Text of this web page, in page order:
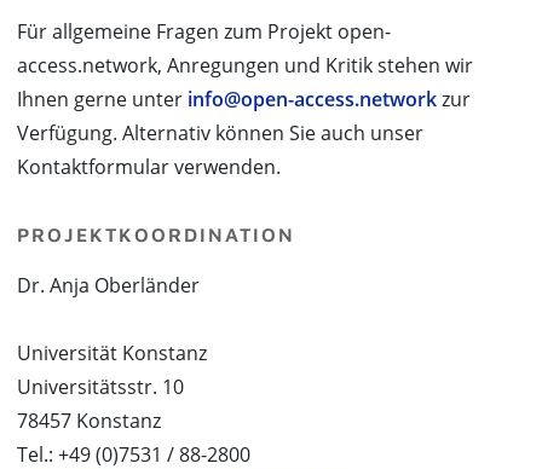
Für allgemeine Fragen zum Projekt open-
access.network, Anregungen und Kritik stehen wir
Ihnen gerne unter info@open-access.networkzur
Verfügung. Alternativ können Sie auch unser
Kontaktformular verwenden.
PROJEKTKOORDINATION
Dr. Anja Oberländer
Universität Konstanz
Universitätsstr. 10
78457 Konstanz
Tel.: +49 (0)7531 / 88-2800